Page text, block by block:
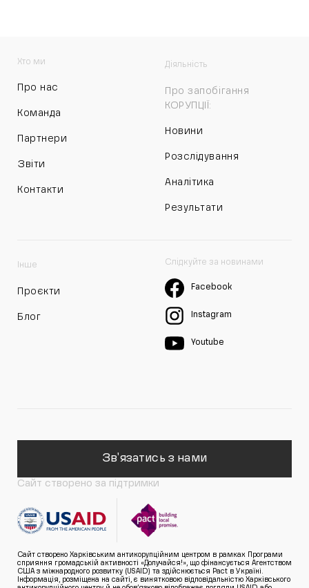
Хто ми
Про нас
Команда
Партнери
Звіти
Контакти
Діяльність
Про запобігання
КОРУПЦІЇ:
Новини
Розслідування
Аналітика
Результати
Інше
Проєкти
Блог
Слідкуйте за новинами
Facebook
Instagram
Youtube
Зв'язатись з нами
Сайт створено за підтримки
Сайт створено Харківським антикорупційним центром в рамках Програми
сприяння громадській активності «Долучайся!», що фінансується Агентством
США з міжнародного розвитку (USAID) та здійснюється Pact в Україні.
Інформація, розміщена на сайті, є винятковою відповідальністю Харківського